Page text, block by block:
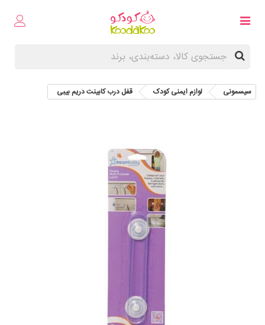
سیسمونی لوازم ایمنی کودک قفل درب کابینت دریم بیبی